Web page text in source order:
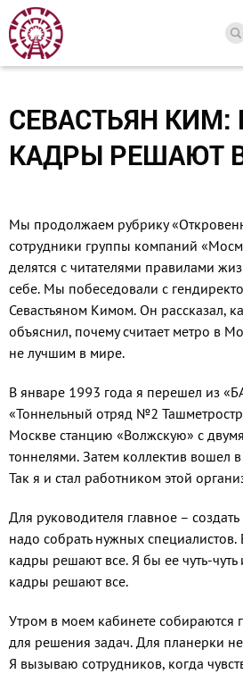
СЕВАСТЬЯН
КАДРЫ РЕШАЮТ
Мы продолжаем рубрику
сотрудники группы компаний
делятся с читателями правилами
себе. Мы побеседовали с
Севастьяном Кимом. Он рассказал,
объяснил, почему считает метро в
не лучшим в мире.
В январе 1993 года я перешел из
«Тоннельный отряд №2
Москве станцию «Волжскую» с
тоннелями. Затем коллектив вошел
Так я и стал работником этой
Для руководителя главное –
надо собрать нужных специалистов.
кадры решают все. Я бы ее чуть-
кадры решают все.
Утром в моем кабинете собираются
для решения задач. Для планерки
Я вызываю сотрудников, когда